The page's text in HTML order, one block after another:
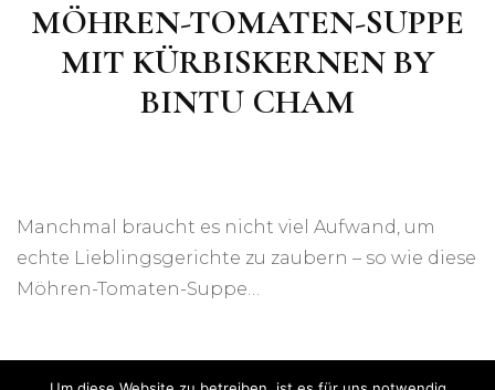
MÖHREN-TOMATEN-SUPPE
MIT KÜRBISKERNEN BY
BINTU CHAM
Manchmal braucht es nicht viel Aufwand, um
echte Lieblingsgerichte zu zaubern – so wie diese
Möhren-Tomaten-Suppe…